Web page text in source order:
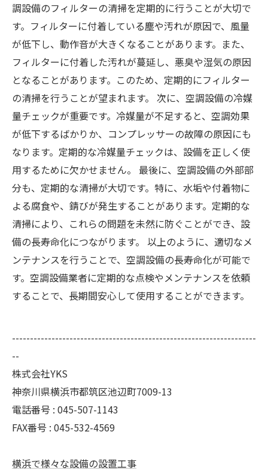
調設備のフィルターの清掃を定期的に行うことが大切で
す。フィルターに付着している塵や汚れが原因で、風量
が低下し、動作音が大きくなることがあります。また、
フィルターに付着した汚れが蔓延し、悪臭や湿気の原因
となることがあります。このため、定期的にフィルター
の清掃を行うことが望まれます。 次に、空調設備の冷媒
量チェックが重要です。冷媒量が不足すると、空調効果
が低下するばかりか、コンプレッサーの故障の原因にも
なります。定期的な冷媒量チェックは、設備を正しく使
用するために欠かせません。 最後に、空調設備の外部部
分も、定期的な清掃が大切です。特に、水垢や付着物に
よる腐食や、錆びが発生することがあります。定期的な
清掃により、これらの問題を未然に防ぐことができ、設
備の長寿命化につながります。 以上のように、適切なメ
ンテナンスを行うことで、空調設備の長寿命化が可能で
す。空調設備業者に定期的な点検やメンテナンスを依頼
することで、長期間安心して使用することができます。
--------------------------------------------------------------------
--
株式会社YKS
神奈川県横浜市都筑区池辺町7009-13
電話番号 : 045-507-1143
FAX番号 : 045-532-4569
横浜で様々な設備の設置工事